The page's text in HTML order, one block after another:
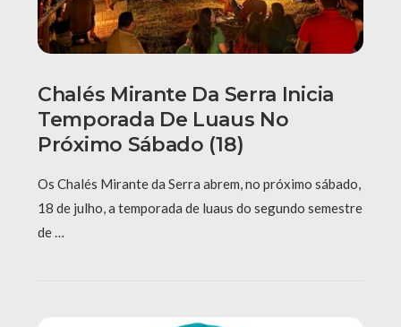
Chalés Mirante Da Serra Inicia
Temporada De Luaus No
Próximo Sábado (18)
Os Chalés Mirante da Serra abrem, no próximo sábado,
18 de julho, a temporada de luaus do segundo semestre
de …